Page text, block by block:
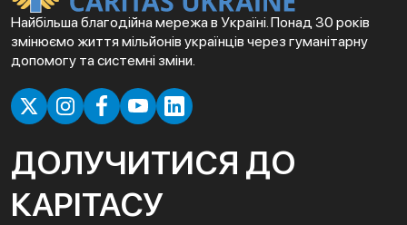
Найбільша благодійна мережа в Україні. Понад 30 років
змінюємо життя мільйонів українців через гуманітарну
допомогу та системні зміни.
ДОЛУЧИТИСЯ ДО
КАРІТАСУ